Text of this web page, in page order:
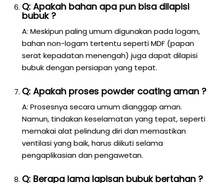
Q: Apakah bahan apa pun bisa dilapisi
bubuk ?
A: Meskipun paling umum digunakan pada logam,
bahan non-logam tertentu seperti MDF (papan
serat kepadatan menengah) juga dapat dilapisi
bubuk dengan persiapan yang tepat.
Q: Apakah proses powder coating aman ?
A: Prosesnya secara umum dianggap aman.
Namun, tindakan keselamatan yang tepat, seperti
memakai alat pelindung diri dan memastikan
ventilasi yang baik, harus diikuti selama
pengaplikasian dan pengawetan.
Q: Berapa lama lapisan bubuk bertahan ?